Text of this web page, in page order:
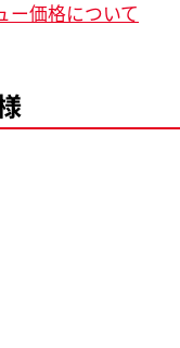
価格について